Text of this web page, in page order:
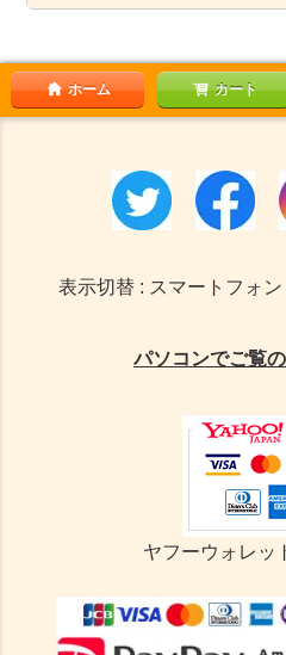
ホーム カート
表示切替 : スマートフォン |
パソコンでご覧の
ヤフーウォレッ